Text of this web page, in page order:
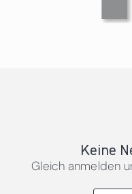
Keine
Gleich anmelden